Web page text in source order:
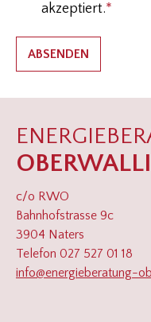
akzeptiert.*
c/o RWO
Bahnhofstrasse 9c
3904 Naters
Telefon 027 527 01 18
info@energieberatung-